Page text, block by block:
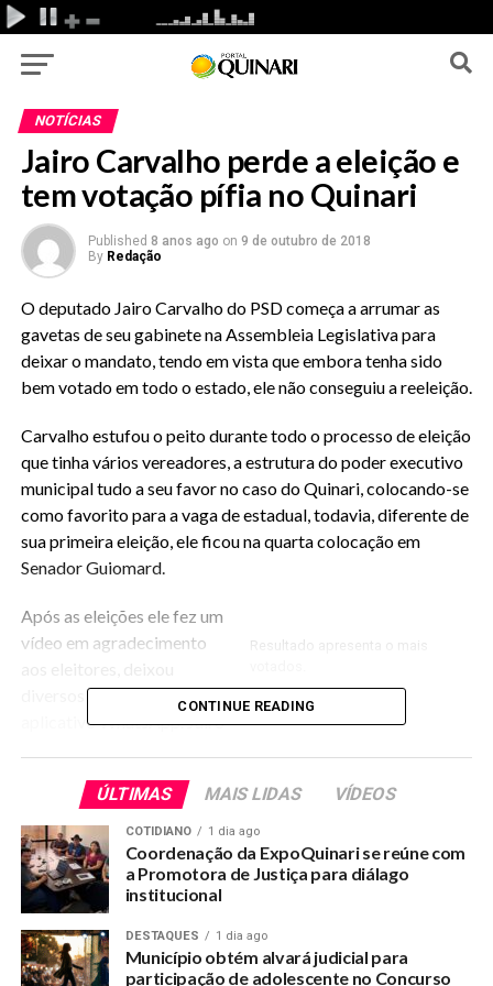
NOTÍCIAS
Jairo Carvalho perde a eleição e
tem votação pífia no Quinari
Published 8 anos ago on 9 de outubro de 2018
By Redação
O deputado Jairo Carvalho do PSD começa a arrumar as
gavetas de seu gabinete na Assembleia Legislativa para
deixar o mandato, tendo em vista que embora tenha sido
bem votado em todo o estado, ele não conseguiu a reeleição.
Carvalho estufou o peito durante todo o processo de eleição
que tinha vários vereadores, a estrutura do poder executivo
municipal tudo a seu favor no caso do Quinari, colocando-se
como favorito para a vaga de estadual, todavia, diferente de
sua primeira eleição, ele ficou na quarta colocação em
Senador Guiomard.
Resultado apresenta o mais
Após as eleições ele fez um
vídeo em agradecimento
diversos grupos do
aplicativo WhatsApp. Jairo
Para a surpresa do grupo do Prefeito André Maia, o ex-
secretário de Administração João Carvalho, irmão de Jairo
Carvalho se declarou como pré-candidato a prefeitura do
Quinari.
Postagem do irmão do deputado.
Internautas
disseram
CONTINUE READING
ÚLTIMAS MAIS LIDAS VÍDEOS
COTIDIANO 1 dia ago
Coordenação da ExpoQuinari se reúne com
a Promotora de Justiça para diálago
institucional
DESTAQUES 1 dia ago
Município obtém alvará judicial para
participação de adolescente no Concurso